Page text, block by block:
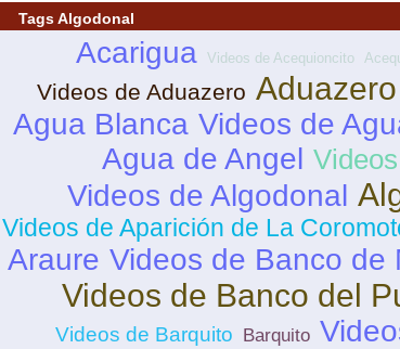
Tags Algodonal
Acarigua Videos de Acequioncito
Videos de Aduazero Aduazero
Agua Blanca Videos de
Agua de Angel
Videos de Algodonal
Videos de Aparición de La
Araure Videos de Banco de
Videos de Banco del
Videos de Barquito Barquito